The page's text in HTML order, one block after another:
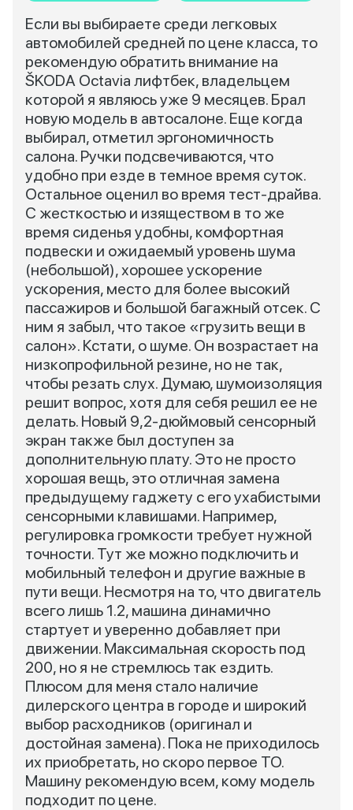
Если вы выбираете среди легковых
автомобилей средней по цене класса, то
рекомендую обратить внимание на
ŠKODA Octavia лифтбек, владельцем
которой я являюсь уже 9 месяцев. Брал
новую модель в автосалоне. Еще когда
выбирал, отметил эргономичность
салона. Ручки подсвечиваются, что
удобно при езде в темное время суток.
Остальное оценил во время тест-драйва.
С жесткостью и изяществом в то же
время сиденья удобны, комфортная
подвески и ожидаемый уровень шума
(небольшой), хорошее ускорение
ускорения, место для более высокий
пассажиров и большой багажный отсек. С
ним я забыл, что такое «грузить вещи в
салон». Кстати, о шуме. Он возрастает на
низкопрофильной резине, но не так,
чтобы резать слух. Думаю, шумоизоляция
решит вопрос, хотя для себя решил ее не
делать. Новый 9,2-дюймовый сенсорный
экран также был доступен за
дополнительную плату. Это не просто
хорошая вещь, это отличная замена
предыдущему гаджету с его ухабистыми
сенсорными клавишами. Например,
регулировка громкости требует нужной
точности. Тут же можно подключить и
мобильный телефон и другие важные в
пути вещи. Несмотря на то, что двигатель
всего лишь 1.2, машина динамично
стартует и уверенно добавляет при
движении. Максимальная скорость под
200, но я не стремлюсь так ездить.
Плюсом для меня стало наличие
дилерского центра в городе и широкий
выбор расходников (оригинал и
достойная замена). Пока не приходилось
их приобретать, но скоро первое ТО.
Машину рекомендую всем, кому модель
подходит по цене.